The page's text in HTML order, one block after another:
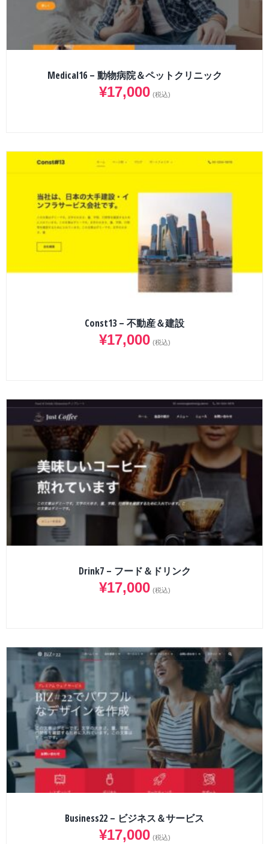
Medical16 – 動物病院＆ペットクリニック
¥17,000 (税込)
Const13 – 不動産＆建設
¥17,000 (税込)
Drink7 – フード＆ドリンク
¥17,000 (税込)
Business22 – ビジネス＆サービス
¥17,000 (税込)